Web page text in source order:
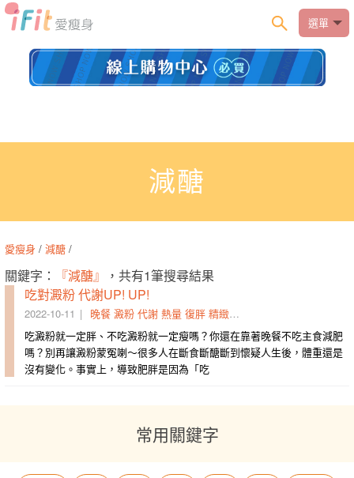
選單
減醣
愛瘦身 / 減醣 /
關鍵字： 『減醣』
，共有1筆搜尋結果
吃對澱粉 代謝UP! UP!
2022-10-11 晚餐 澱粉 代謝 熱量 復胖 精緻澱粉
吃澱粉就一定胖、不吃澱粉就一定瘦嗎？你還在靠著晚餐不吃主食減肥
嗎？別再讓澱粉蒙冤喇～很多人在斷食斷醣斷到懷疑人生後，體重還是
沒有變化。事實上，導致肥胖是因為「吃
常用關鍵字